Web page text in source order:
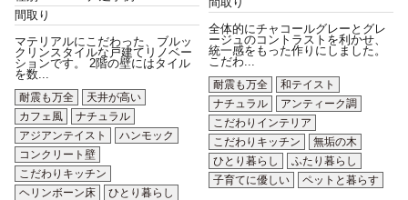
間取り
マテリアルにこだわった、ブルッ
クリンスタイルな戸建てリノベー
ションです。 2階の壁にはタイル
を数...
耐震も万全
天井が高い
カフェ風
ナチュラル
アジアンテイスト
ハンモック
コンクリート壁
こだわりキッチン
ヘリンボーン床
ひとり暮らし
間取り
全体的にチャコールグレーとグレ
ージュのコントラストを利かせ、
統一感をもった作りにしました。
こだわ...
耐震も万全
和テイスト
ナチュラル
アンティーク調
こだわりインテリア
こだわりキッチン
無垢の木
ひとり暮らし
ふたり暮らし
子育てに優しい
ペットと暮らす